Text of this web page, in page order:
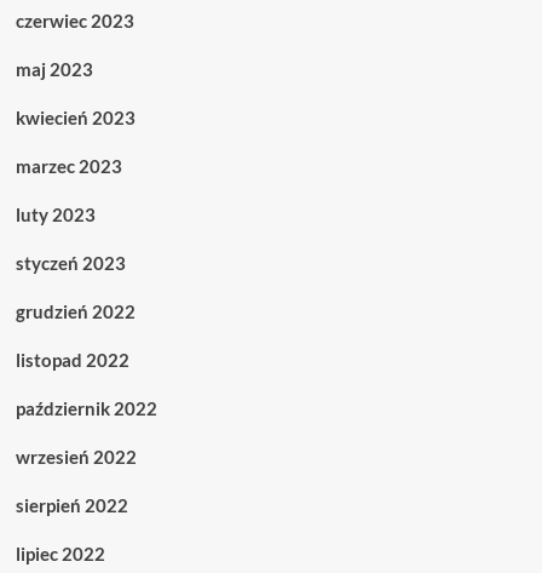
czerwiec 2023
maj 2023
kwiecień 2023
marzec 2023
luty 2023
styczeń 2023
grudzień 2022
listopad 2022
październik 2022
wrzesień 2022
sierpień 2022
lipiec 2022